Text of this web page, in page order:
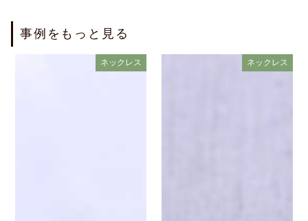
事例をもっと見る
ネックレス ネックレス